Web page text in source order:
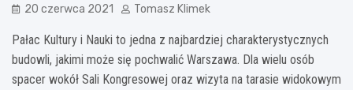
20 czerwca 2021 Tomasz Klimek
Pałac Kultury i Nauki to jedna z najbardziej charakterystycznych
budowli, jakimi może się pochwalić Warszawa. Dla wielu osób
spacer wokół Sali Kongresowej oraz wizyta na tarasie widokowym